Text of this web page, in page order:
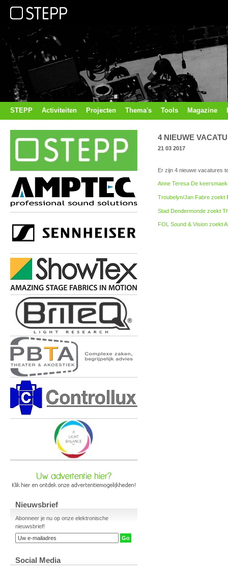
STEPP Activiteiten Projecten Thema's Tools Magazine
Nieuwsbrief
Abonneer je nu op onze elektronische
nieuwsbrief!
Social Media
4 NIEUWE
21 03 2017
Er zijn 4 nieuwe vacatures
Anne Teresa De
Troubelyn/Jan Fabre zoekt
Stad Dendermonde zoekt
FOL Sound & Vision zoekt